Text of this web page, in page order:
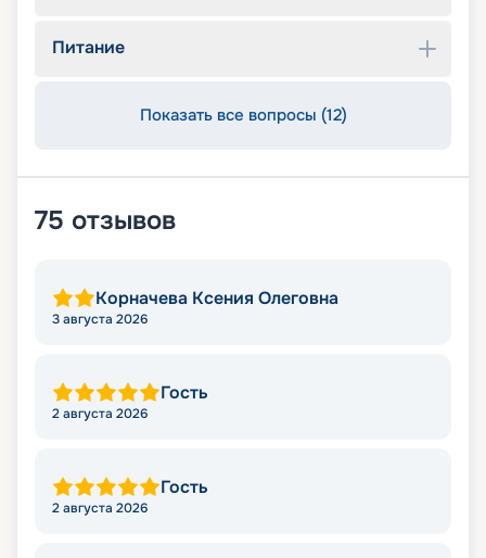
Питание
Показать все вопросы (12)
75 отзывов
Корначева Ксения Олеговна
3 августа 2026
Гость
2 августа 2026
Гость
2 августа 2026